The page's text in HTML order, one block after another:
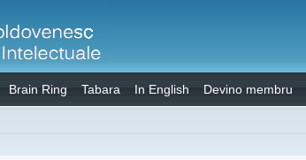
Brain Ring Tabara In English Devino membru